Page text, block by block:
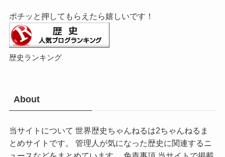
ポチッと押してもらえたら嬉しいです！
歴史ランキング
About
当サイトについて 世界歴史ちゃんねるは2ちゃんねるま
とめサイトです。 管理人が気になった歴史に関連するニ